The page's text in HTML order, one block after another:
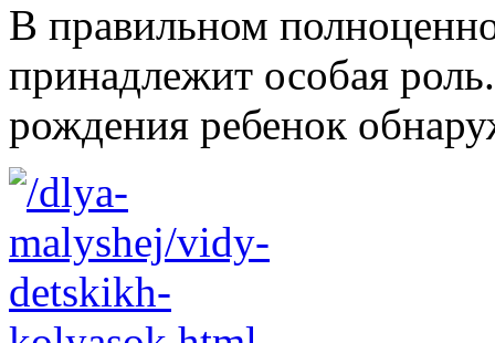
В правильном
принадлежит особая
рождения ребенок